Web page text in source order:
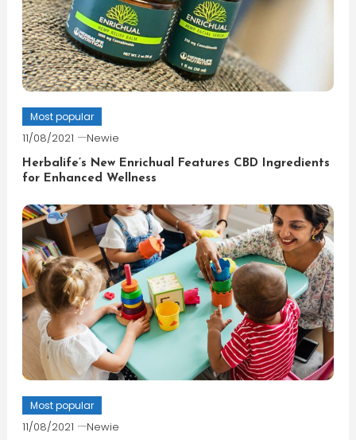
Most popular
11/08/2021 Newie
Herbalife’s New Enrichual Features CBD Ingredients
for Enhanced Wellness
Most popular
11/08/2021 Newie